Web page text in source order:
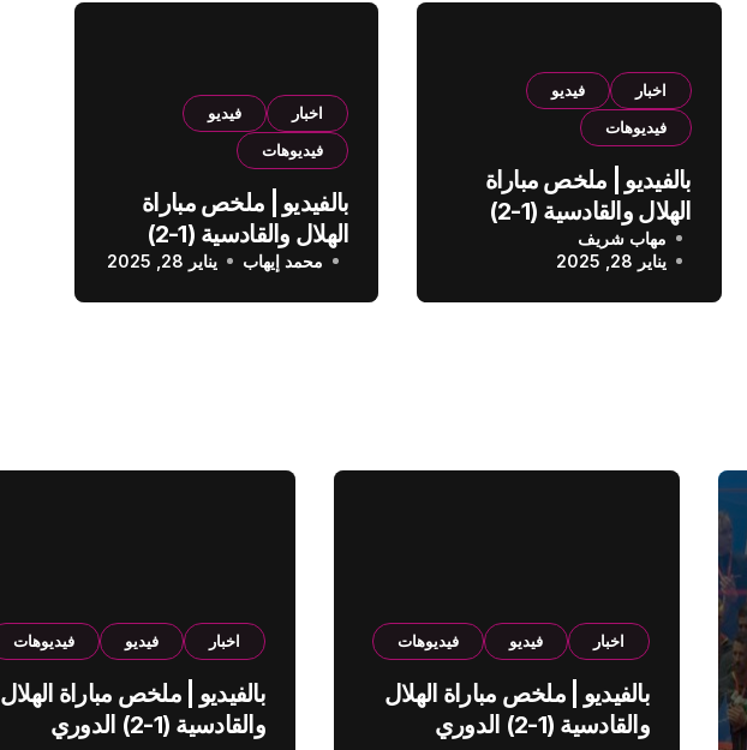
اخبار
فيديو
فيديوهات
بالفيديو | ملخص مباراة
الهلال والقادسية (1-2)
الدوري السعودي
مهاب شريف
يناير 28, 2025
اخبار
فيديو
فيديوهات
بالفيديو | ملخص مباراة
الهلال والقادسية (1-2)
الدوري السعودي
محمد إيهاب يناير 28, 2025
اخبار فيديو فيديوهات
بالفيديو | ملخص مباراة الهلال
والقادسية (1-2) الدوري
اخبار فيديو فيديوهات
بالفيديو | ملخص مباراة الهلال
والقادسية (1-2) الدوري